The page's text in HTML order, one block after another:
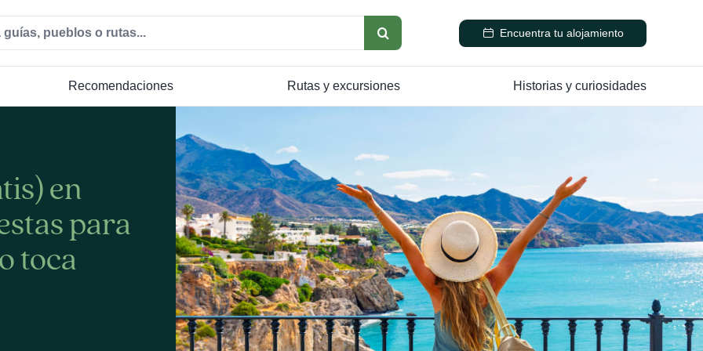
Encuentra tu alojamiento
Recomendaciones Rutas y excursiones Historias y curiosidades
en
para
toca